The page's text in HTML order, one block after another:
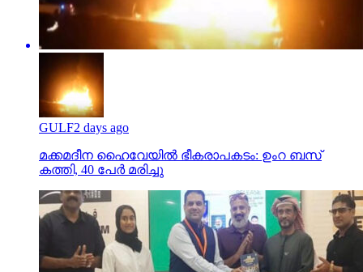
GULF2 days ago
മക്കമദീന ഹൈവേയില്‍ ഭീകരാപകടം: ഉംറ ബസ്
കത്തി, 40 പേര്‍ മരിച്ചു